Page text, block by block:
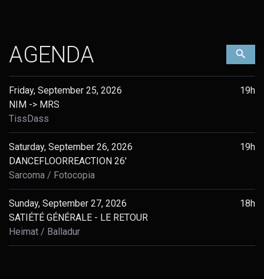
AGENDA
Friday, September 25, 2026
19h
NIM -> MRS
TissDass
Saturday, September 26, 2026
19h
DANCEFLOORREACTION 26'
Sarcoma
Fotocopia
Sunday, September 27, 2026
18h
SATIÉTÉ GÉNÉRALE - LE RETOUR
Heimat
Balladur